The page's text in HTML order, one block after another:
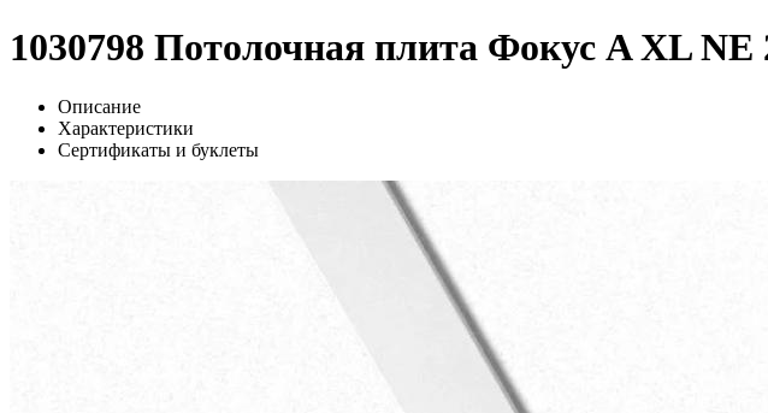
1030798 Потолочная плита Фокус A XL
Описание
Характеристики
Сертификаты и буклеты